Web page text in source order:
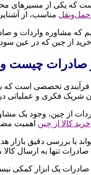
که یکی از مسیرهای
مناسب، از
که مشاوره واردات و
خرید از چین که در عین
صادرات چیست و
تخصصی است که
شریک فکری و عملیاتی
از چین، وجود یک
خرید کالا از چین اهمیت
با بررسی دقیق بازار
صادرات تنها به ارسال
یک ابزار کمکی